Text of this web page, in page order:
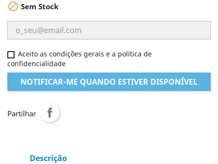
 Sem Stock
Aceito as condições gerais e a política de
confidencialidade
NOTIFICAR-ME QUANDO ESTIVER DISPONÍVEL
Partilhar
Descrição